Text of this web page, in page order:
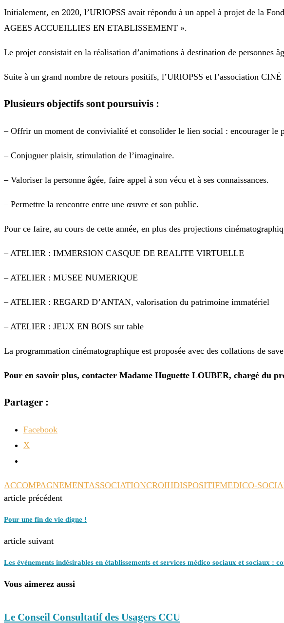
Initialement, en 2020, l’URIOPSS avait répondu à un appel à projet de la
AGEES ACCUEILLIES EN ETABLISSEMENT ».
Le projet consistait en la réalisation d’animations à destination de personnes
Suite à un grand nombre de retours positifs, l’URIOPSS et l’association
Plusieurs objectifs sont poursuivis :
– Offrir un moment de convivialité et consolider le lien social : encourager le
– Conjuguer plaisir, stimulation de l’imaginaire.
– Valoriser la personne âgée, faire appel à son vécu et à ses connaissances.
– Permettre la rencontre entre une œuvre et son public.
Pour ce faire, au cours de cette année, en plus des projections
– ATELIER : IMMERSION CASQUE DE REALITE VIRTUELLE
– ATELIER : MUSEE NUMERIQUE
– ATELIER : REGARD D’ANTAN, valorisation du patrimoine immatériel
– ATELIER : JEUX EN BOIS sur table
La programmation cinématographique est proposée avec des collations de
Pour en savoir plus, contacter Madame Huguette LOUBER, chargé du
Partager :
Facebook
X
ACCOMPAGNEMENTASSOCIATIONCROIHDISPOSITIFMEDICO-
article précédent
Pour une fin de vie digne !
article suivant
Les événements indésirables en établissements et services médico sociaux et sociaux :
Vous aimerez aussi
Le Conseil Consultatif des Usagers CCU